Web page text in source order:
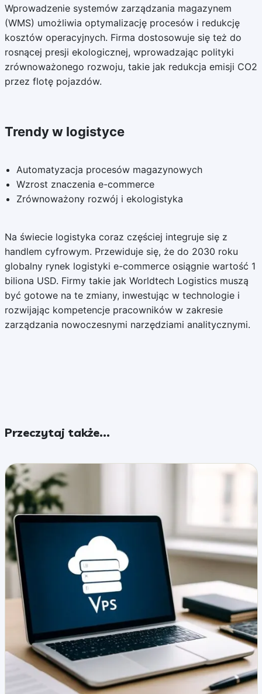
Wprowadzenie systemów zarządzania magazynem
(WMS) umożliwia optymalizację procesów i redukcję
kosztów operacyjnych. Firma dostosowuje się też do
rosnącej presji ekologicznej, wprowadzając polityki
zrównoważonego rozwoju, takie jak redukcja emisji CO2
przez flotę pojazdów.
Trendy w logistyce
Automatyzacja procesów magazynowych
Wzrost znaczenia e-commerce
Zrównoważony rozwój i ekologistyka
Na świecie logistyka coraz częściej integruje się z
handlem cyfrowym. Przewiduje się, że do 2030 roku
globalny rynek logistyki e-commerce osiągnie wartość 1
biliona USD. Firmy takie jak Worldtech Logistics muszą
być gotowe na te zmiany, inwestując w technologie i
rozwijając kompetencje pracowników w zakresie
zarządzania nowoczesnymi narzędziami analitycznymi.
Przeczytaj także...